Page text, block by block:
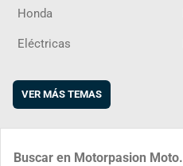
Honda
Eléctricas
VER MÁS TEMAS